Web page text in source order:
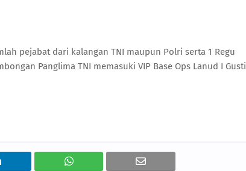
pejabat dari kalangan TNI maupun Polri serta 1 Regu
Panglima TNI memasuki VIP Base Ops Lanud I Gusti